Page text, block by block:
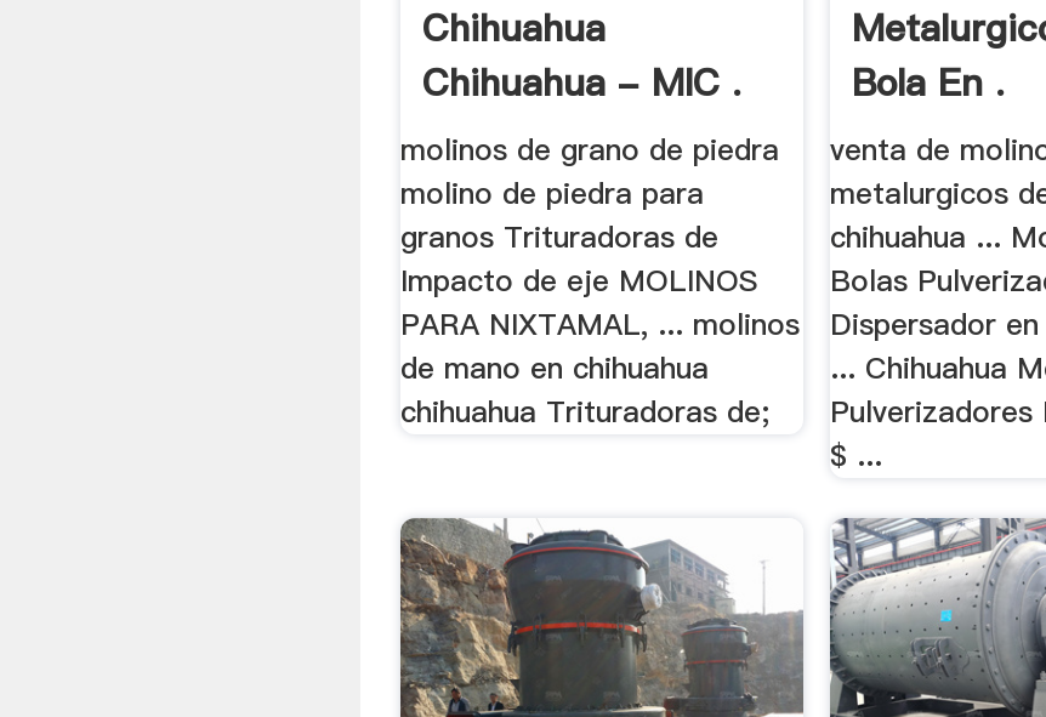
Chihuahua
Chihuahua - MIC .
molinos de grano de piedra
molino de piedra para
granos Trituradoras de
Impacto de eje MOLINOS
PARA NIXTAMAL, ... molinos
de mano en chihuahua
chihuahua Trituradoras de;
Bola En .
venta de
metalurgicos
chihuahua ...
Bolas
Dispersador
... Chihuahua
Pulverizadores
$ ...